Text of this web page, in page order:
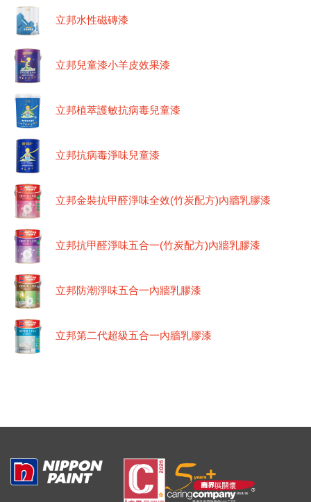
立邦水性磁磚漆
立邦兒童漆小羊皮效果漆
立邦植萃護敏抗病毒兒童漆
立邦抗病毒淨味兒童漆
立邦金裝抗甲醛淨味全效(竹炭配方)內牆乳膠漆
立邦抗甲醛淨味五合一(竹炭配方)內牆乳膠漆
立邦防潮淨味五合一內牆乳膠漆
立邦第二代超級五合一內牆乳膠漆